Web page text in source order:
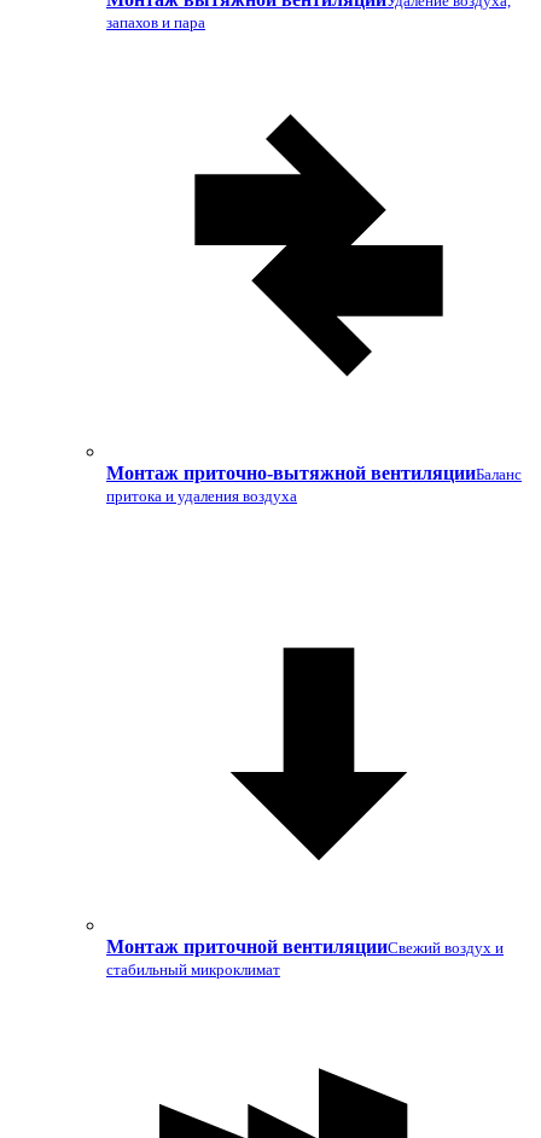
запахов и пара
Монтаж приточно-вытяжной вентиляцииБаланс
притока и удаления воздуха
Монтаж приточной вентиляцииСвежий воздух и
стабильный микроклимат